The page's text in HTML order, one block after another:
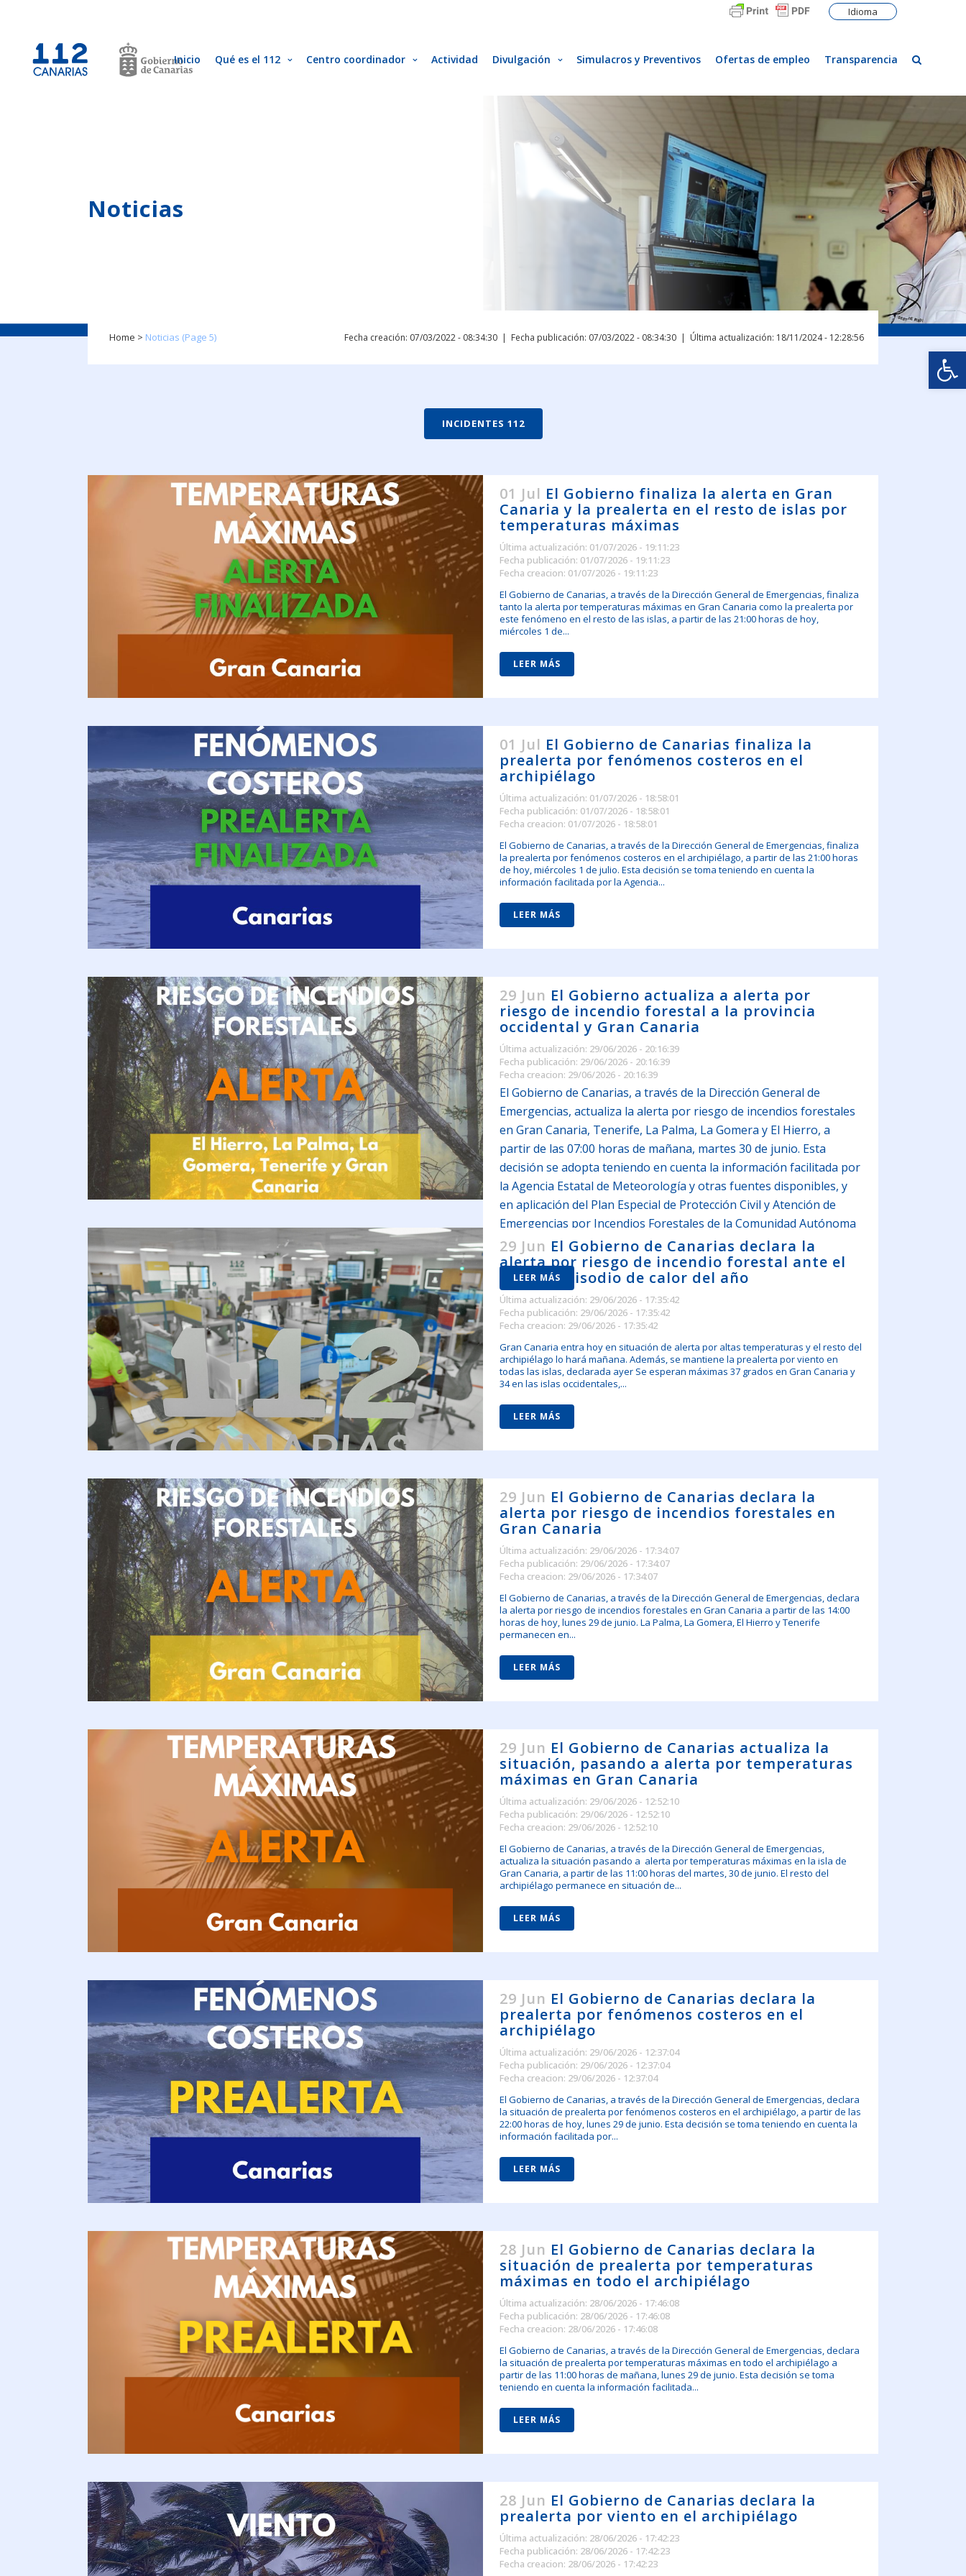
Idioma
Inicio Qué es el 112 Centro coordinador Actividad Divulgación Simulacros y Preventivos Ofertas de empleo Transparencia
Noticias
Home > Noticias (Page 5) Última actualización: 18/11/2024 - 12:28:56
Fecha publicación: 07/03/2022 - 08:34:30
Fecha creación: 07/03/2022 - 08:34:30
INCIDENTES 112
01 Jul El Gobierno finaliza la alerta en Gran
Canaria y la prealerta en el resto de islas por
temperaturas máximas
Última actualización: 01/07/2026 - 19:11:23
Fecha publicación: 01/07/2026 - 19:11:23
Fecha creacion: 01/07/2026 - 19:11:23
El Gobierno de Canarias, a través de la Dirección General de Emergencias, finaliza
tanto la alerta por temperaturas máximas en Gran Canaria como la prealerta por
este fenómeno en el resto de las islas, a partir de las 21:00 horas de hoy,
miércoles 1 de...
LEER MÁS
01 Jul El Gobierno de Canarias finaliza la
prealerta por fenómenos costeros en el
archipiélago
Última actualización: 01/07/2026 - 18:58:01
Fecha publicación: 01/07/2026 - 18:58:01
Fecha creacion: 01/07/2026 - 18:58:01
El Gobierno de Canarias, a través de la Dirección General de Emergencias, finaliza
la prealerta por fenómenos costeros en el archipiélago, a partir de las 21:00 horas
de hoy, miércoles 1 de julio. Esta decisión se toma teniendo en cuenta la
información facilitada por la Agencia...
LEER MÁS
29 Jun El Gobierno actualiza a alerta por
riesgo de incendio forestal a la provincia
occidental y Gran Canaria
Última actualización: 29/06/2026 - 20:16:39
Fecha publicación: 29/06/2026 - 20:16:39
Fecha creacion: 29/06/2026 - 20:16:39
El Gobierno de Canarias, a través de la Dirección General de
Emergencias, actualiza la alerta por riesgo de incendios forestales
en Gran Canaria, Tenerife, La Palma, La Gomera y El Hierro, a
partir de las 07:00 horas de mañana, martes 30 de junio. Esta
decisión se adopta teniendo en cuenta la información facilitada por
la Agencia Estatal de Meteorología y otras fuentes disponibles, y
en aplicación del Plan Especial de Protección Civil y Atención de
Emergencias por Incendios Forestales de la Comunidad Autónoma
de Canarias (INFOCA).
LEER MÁS
29 Jun El Gobierno de Canarias declara la
alerta por riesgo de incendio forestal ante el
primer episodio de calor del año
Última actualización: 29/06/2026 - 17:35:42
Fecha publicación: 29/06/2026 - 17:35:42
Fecha creacion: 29/06/2026 - 17:35:42
Gran Canaria entra hoy en situación de alerta por altas temperaturas y el resto del
archipiélago lo hará mañana. Además, se mantiene la prealerta por viento en
todas las islas, declarada ayer Se esperan máximas 37 grados en Gran Canaria y
34 en las islas occidentales,...
LEER MÁS
29 Jun El Gobierno de Canarias declara la
alerta por riesgo de incendios forestales en
Gran Canaria
Última actualización: 29/06/2026 - 17:34:07
Fecha publicación: 29/06/2026 - 17:34:07
Fecha creacion: 29/06/2026 - 17:34:07
El Gobierno de Canarias, a través de la Dirección General de Emergencias, declara
la alerta por riesgo de incendios forestales en Gran Canaria a partir de las 14:00
horas de hoy, lunes 29 de junio. La Palma, La Gomera, El Hierro y Tenerife
permanecen en...
LEER MÁS
29 Jun El Gobierno de Canarias actualiza la
situación, pasando a alerta por temperaturas
máximas en Gran Canaria
Última actualización: 29/06/2026 - 12:52:10
Fecha publicación: 29/06/2026 - 12:52:10
Fecha creacion: 29/06/2026 - 12:52:10
El Gobierno de Canarias, a través de la Dirección General de Emergencias,
actualiza la situación pasando a alerta por temperaturas máximas en la isla de
Gran Canaria, a partir de las 11:00 horas del martes, 30 de junio. El resto del
archipiélago permanece en situación de...
LEER MÁS
29 Jun El Gobierno de Canarias declara la
prealerta por fenómenos costeros en el
archipiélago
Última actualización: 29/06/2026 - 12:37:04
Fecha publicación: 29/06/2026 - 12:37:04
Fecha creacion: 29/06/2026 - 12:37:04
El Gobierno de Canarias, a través de la Dirección General de Emergencias, declara
la situación de prealerta por fenómenos costeros en el archipiélago, a partir de las
22:00 horas de hoy, lunes 29 de junio. Esta decisión se toma teniendo en cuenta la
información facilitada por...
LEER MÁS
28 Jun El Gobierno de Canarias declara la
situación de prealerta por temperaturas
máximas en todo el archipiélago
Última actualización: 28/06/2026 - 17:46:08
Fecha publicación: 28/06/2026 - 17:46:08
Fecha creacion: 28/06/2026 - 17:46:08
El Gobierno de Canarias, a través de la Dirección General de Emergencias, declara
la situación de prealerta por temperaturas máximas en todo el archipiélago a
partir de las 11:00 horas de mañana, lunes 29 de junio. Esta decisión se toma
teniendo en cuenta la información facilitada...
LEER MÁS
28 Jun El Gobierno de Canarias declara la
prealerta por viento en el archipiélago
Última actualización: 28/06/2026 - 17:42:23
Fecha publicación: 28/06/2026 - 17:42:23
Fecha creacion: 28/06/2026 - 17:42:23